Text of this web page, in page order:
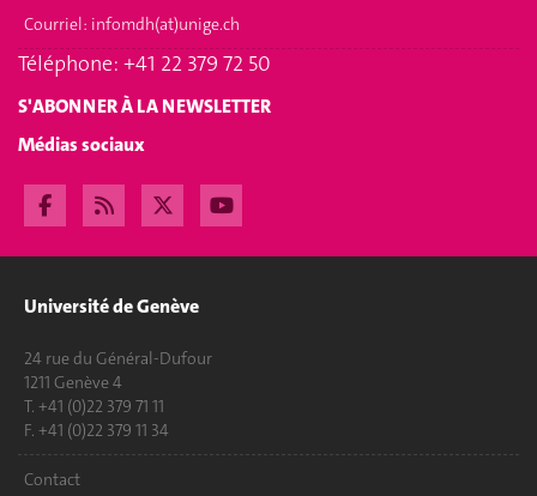
Courriel: infomdh(at)unige.ch
Téléphone: +41 22 379 72 50
S'ABONNER À LA NEWSLETTER
Médias sociaux
Université de Genève
24 rue du Général-Dufour
1211 Genève 4
T. +41 (0)22 379 71 11
F. +41 (0)22 379 11 34
Contact